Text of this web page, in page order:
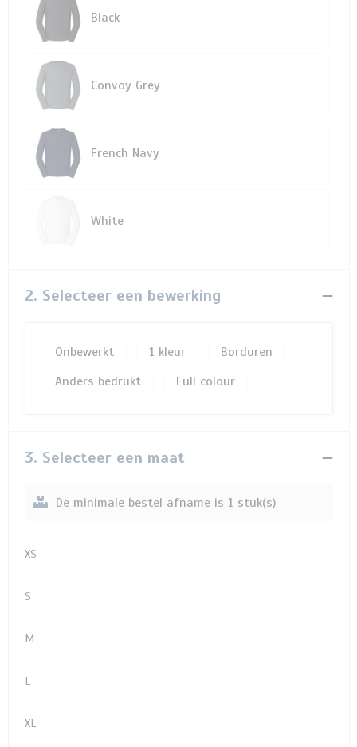
Black
Convoy Grey
French Navy
White
2. Selecteer een bewerking
Onbewerkt 1
Borduren
Anders bedrukt
Full colour
3. Selecteer een maat
De minimale bestel afname is 1 stuk(s)
XS
S
M
L
XL